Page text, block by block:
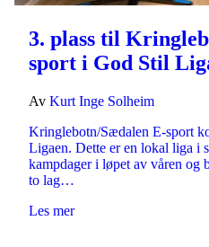
3. plass til
sport i God Stil
Av Kurt Inge Solheim
Kringlebotn/Sædalen E-sport
Ligaen. Dette er en lokal liga i
kampdager i løpet av våren og
to lag…
Les mer